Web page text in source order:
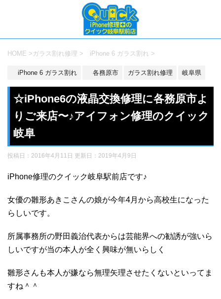
HOME > ガラス割れ修理 > iPhone 6 ガラス割れ >
iPhone 6 ガラス割れ 各務原市 ガラス割れ修理 岐阜県
☆iPhone6の液晶交換修理に各務原市よ
りご来店〜♪アイフォン修理のクイック
岐阜
投稿日：2016年4月11日 更新日： 2019年4月9日
iPhone修理のクイック岐阜駅前店です♪
女優の雛形あきこさんの娘が今年4月から高校生になった
らしいです。
所属事務所の野田義治代表からは芸能界への勧誘が強いら
しいですが当の本人が全く興味が無いらしく
雛形さんも本人が嫌なら無理矢理させたくないといってま
すね＾＾